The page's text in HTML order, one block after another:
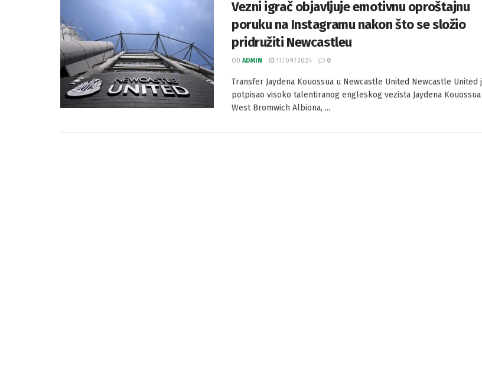
Vezni igrač objavljuje emotivnu oproštajnu
poruku na Instagramu nakon što se složio
pridružiti Newcastleu
OD ADMIN 11/09/2024 0
Transfer Jaydena Kouossua u Newcastle United Newcastle United
potpisao visoko talentiranog engleskog vezista Jaydena Kouossua
West Bromwich Albiona, ...